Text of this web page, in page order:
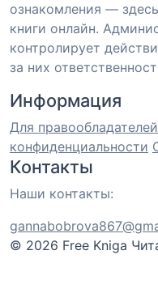
ознакомления —
книги онлайн.
контролирует
за них
Информация
Для правообладателей
конфиденциальности
Контакты
Наши контакты:
© 2026 Free Kniga